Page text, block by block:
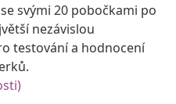
svými 20 pobočkami po
nezávislou
testování a hodnocení